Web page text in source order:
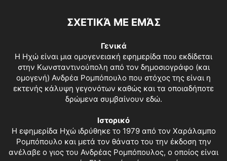
ΣΧΕΤΙΚΆ ΜΕ ΕΜΆΣ
Γενικά
Η Ηχώ είναι μια ομογενειακή εφημερίδα που εκδίδεται
στην Κωνσταντινούπολη από τον δημοσιογράφο (και
ομογενή) Ανδρέα Ρομπόπουλο που στόχος της είναι η
εκτενής κάλυψη γεγονότων καθώς και τα οποιαδήποτε
δρώμενα συμβαίνουν εδώ.
Ιστορικό
Η εφημερίδα Ηχώ ιδρύθηκε το 1979 από τον Χαράλαμπο
Ρομπόπουλο και μετά τον θάνατο του την έκδοση την
ανέλαβε ο γιος του Ανδρέας Ρομπόπουλος, ο οποίος είναι